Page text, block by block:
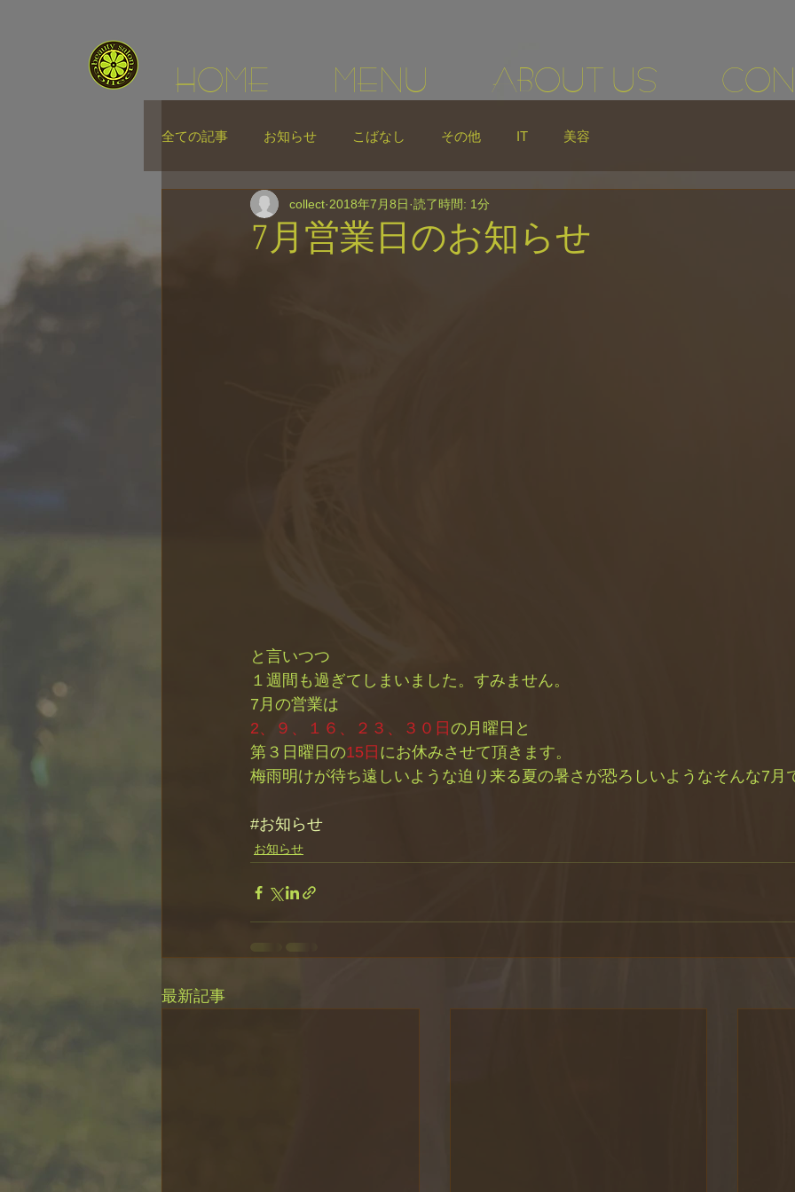
HOME MENU ABOUT US
全ての記事 お知らせ こばなし その他 IT 美容
7月営業日のお知らせ
collect 2018年7月8日 読了時間: 1分
と言いつつ
１週間も過ぎてしまいました。すみません。
7月の営業は
2、９、１６、２３、３０日 の月曜日と
第３日曜日の15日 にお休みさせて頂きます。
梅雨明けが待ち遠しいような迫り来る夏の暑さが恐ろしいようなそんな7月
#お知らせ
お知らせ
最新記事